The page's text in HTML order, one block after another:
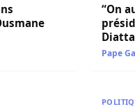
“On
Diatta
Pape